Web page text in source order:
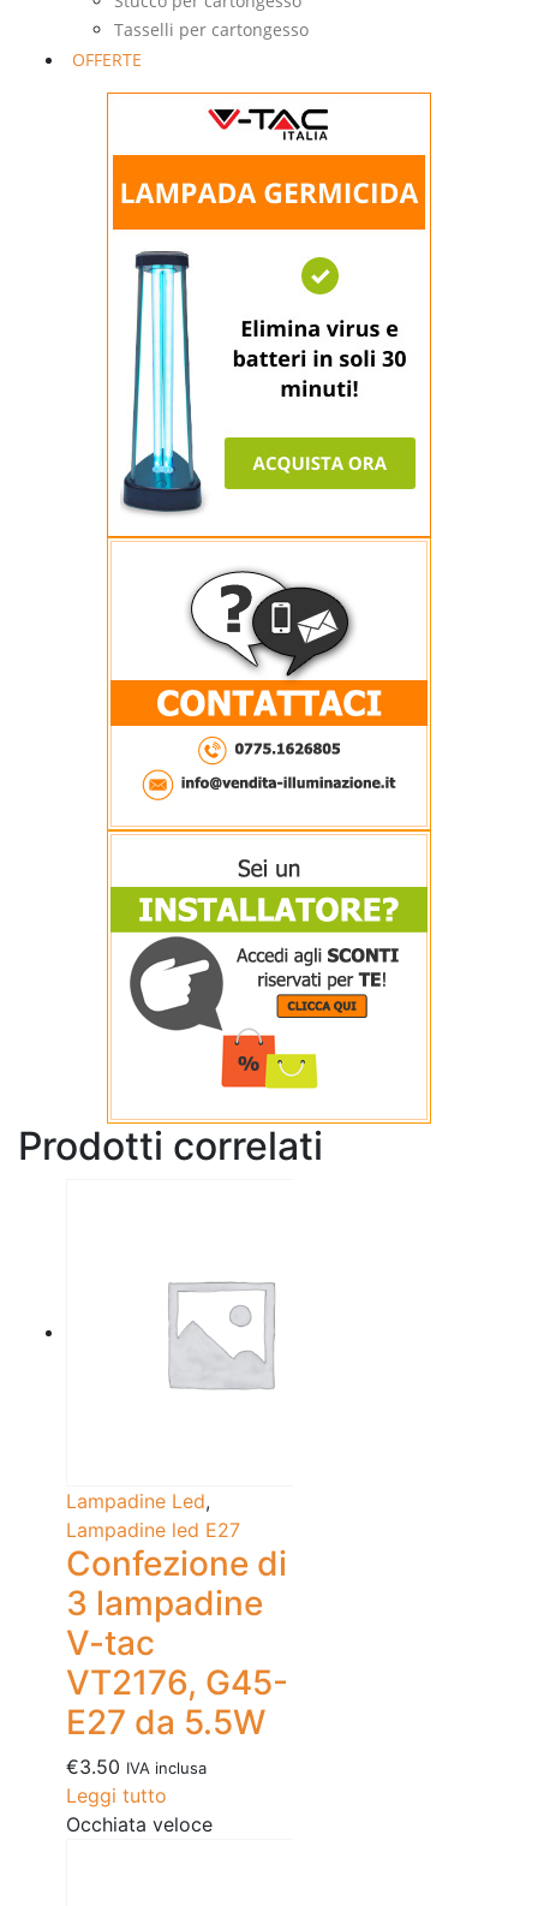
Tasselli per cartongesso
OFFERTE
Prodotti correlati
Lampadine Led,
Lampadine led E27
Confezione di
3 lampadine
V-tac
VT2176, G45-
E27 da 5.5W
€3.50 IVA inclusa
Leggi tutto
Occhiata veloce